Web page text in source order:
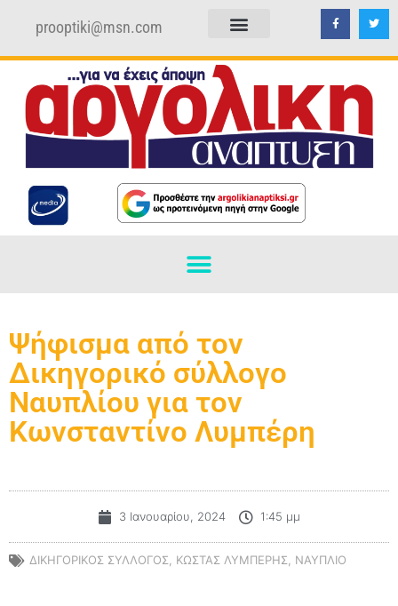
prooptiki@msn.com
Ψήφισμα από τον
Δικηγορικό σύλλογο
Ναυπλίου για τον
Κωνσταντίνο Λυμπέρη
3 Ιανουαρίου, 2024 1:45 μμ
ΔΙΚΗΓΟΡΙΚΟΣ ΣΥΛΛΟΓΟΣ, ΚΩΣΤΑΣ ΛΥΜΠΕΡΗΣ, ΝΑΥΠΛΙΟ